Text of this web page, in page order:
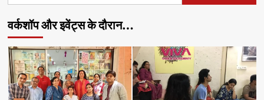
रबीन्द्रनाथ
की
कहानी
“भिखारिन”
का
पहला
वर्कशॉप और इवेंट्स के दौरान…